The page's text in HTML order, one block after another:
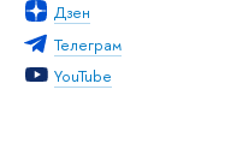
Дзен
Телеграм
YouTube